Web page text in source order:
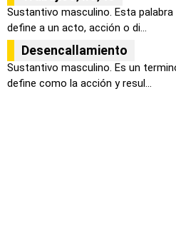
Sustantivo masculino. Esta
define a un acto, acción o di...
Desencallamiento
Sustantivo masculino. Es un
define como la acción y resul...